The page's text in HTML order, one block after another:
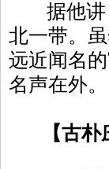
据他讲，
北一带。
远近闻名
名声在外。
【古朴